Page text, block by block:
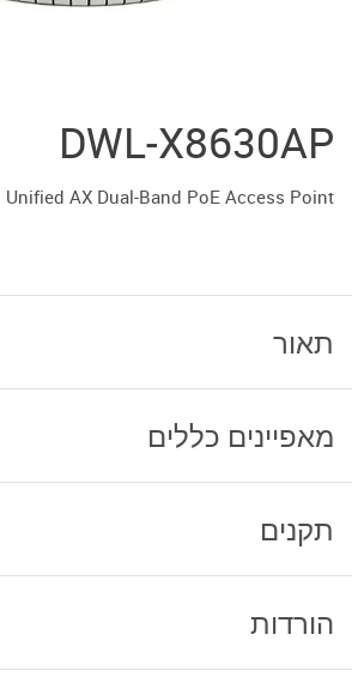
DWL-X8630AP
Unified AX Dual-Band PoE Access Point
תאור
מאפיינים כללים
תקנים
הורדות